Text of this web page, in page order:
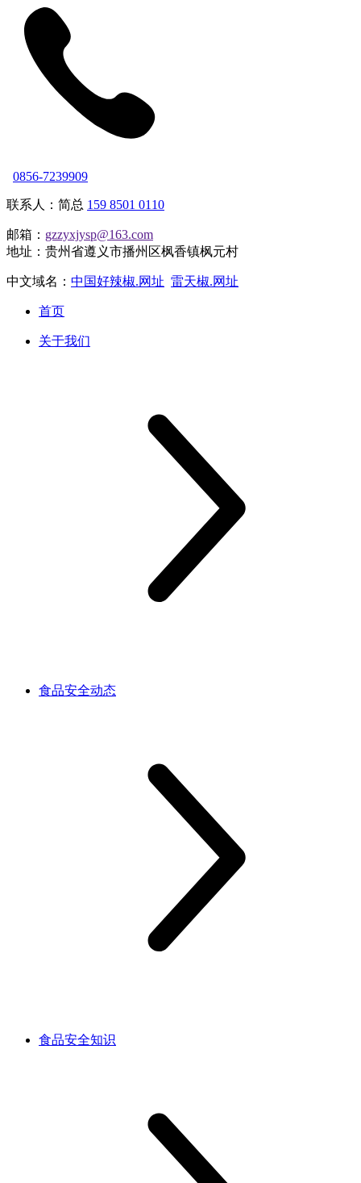
0856-7239909
联系人：简总 159 8501 0110
邮箱： gzzyxjysp@163.com
地址：贵州省遵义市播州区枫香镇枫元村
中文域名： 中国好辣椒.网址 雷天椒.网址
首页
关于我们
食品安全动态
食品安全知识